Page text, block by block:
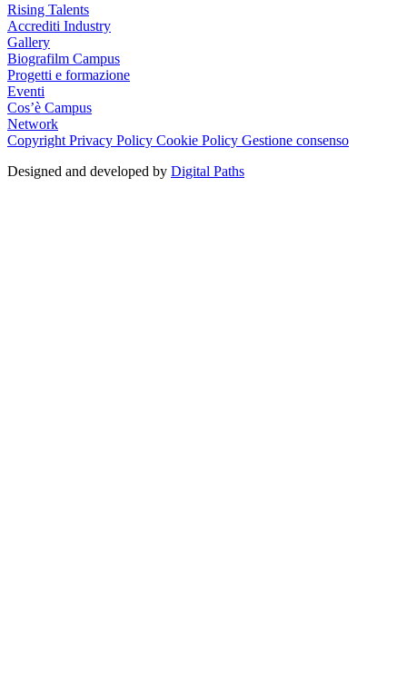
Rising Talents
Accrediti Industry
Gallery
Biografilm Campus
Progetti e formazione
Eventi
Cos’è Campus
Network
Copyright Privacy Policy Cookie Policy Gestione consenso
Designed and developed by Digital Paths